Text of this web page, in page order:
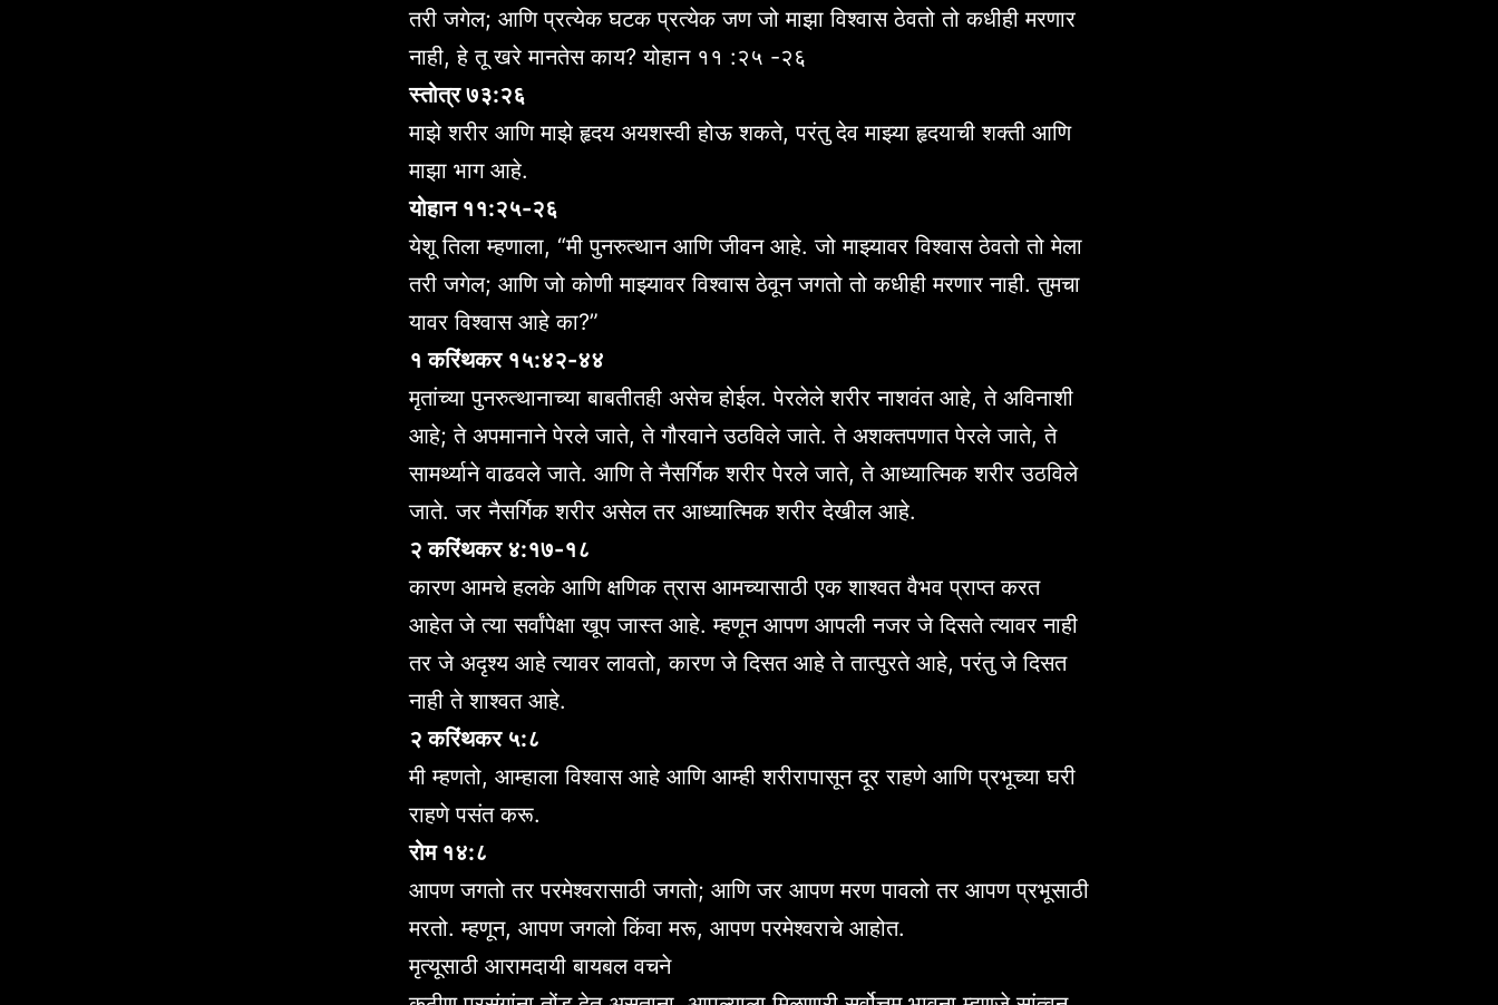
तरी जगेल; आणि प्रत्येक घटक प्रत्येक जण जो माझा विश्वास ठेवतो तो कधीही मरणार
नाही, हे तू खरे मानतेस काय? योहान ११ :२५ -२६
स्तोत्र ७३:२६
माझे शरीर आणि माझे हृदय अयशस्वी होऊ शकते, परंतु देव माझ्या हृदयाची शक्ती आणि
माझा भाग आहे.
योहान ११:२५-२६
येशू तिला म्हणाला, “मी पुनरुत्थान आणि जीवन आहे. जो माझ्यावर विश्वास ठेवतो तो मेला
तरी जगेल; आणि जो कोणी माझ्यावर विश्वास ठेवून जगतो तो कधीही मरणार नाही. तुमचा
यावर विश्वास आहे का?”
१ करिंथकर १५:४२-४४
मृतांच्या पुनरुत्थानाच्या बाबतीतही असेच होईल. पेरलेले शरीर नाशवंत आहे, ते अविनाशी
आहे; ते अपमानाने पेरले जाते, ते गौरवाने उठविले जाते. ते अशक्तपणात पेरले जाते, ते
सामर्थ्याने वाढवले ​​जाते. आणि ते नैसर्गिक शरीर पेरले जाते, ते आध्यात्मिक शरीर उठविले
जाते. जर नैसर्गिक शरीर असेल तर आध्यात्मिक शरीर देखील आहे.
२ करिंथकर ४:१७-१८
कारण आमचे हलके आणि क्षणिक त्रास आमच्यासाठी एक शाश्वत वैभव प्राप्त करत
आहेत जे त्या सर्वांपेक्षा खूप जास्त आहे. म्हणून आपण आपली नजर जे दिसते त्यावर नाही
तर जे अदृश्य आहे त्यावर लावतो, कारण जे दिसत आहे ते तात्पुरते आहे, परंतु जे दिसत
नाही ते शाश्वत आहे.
२ करिंथकर ५:८
मी म्हणतो, आम्हाला विश्वास आहे आणि आम्ही शरीरापासून दूर राहणे आणि प्रभूच्या घरी
राहणे पसंत करू.
रोम १४:८
आपण जगतो तर परमेश्वरासाठी जगतो; आणि जर आपण मरण पावलो तर आपण प्रभूसाठी
मरतो. म्हणून, आपण जगलो किंवा मरू, आपण परमेश्वराचे आहोत.
मृत्यूसाठी आरामदायी बायबल वचने